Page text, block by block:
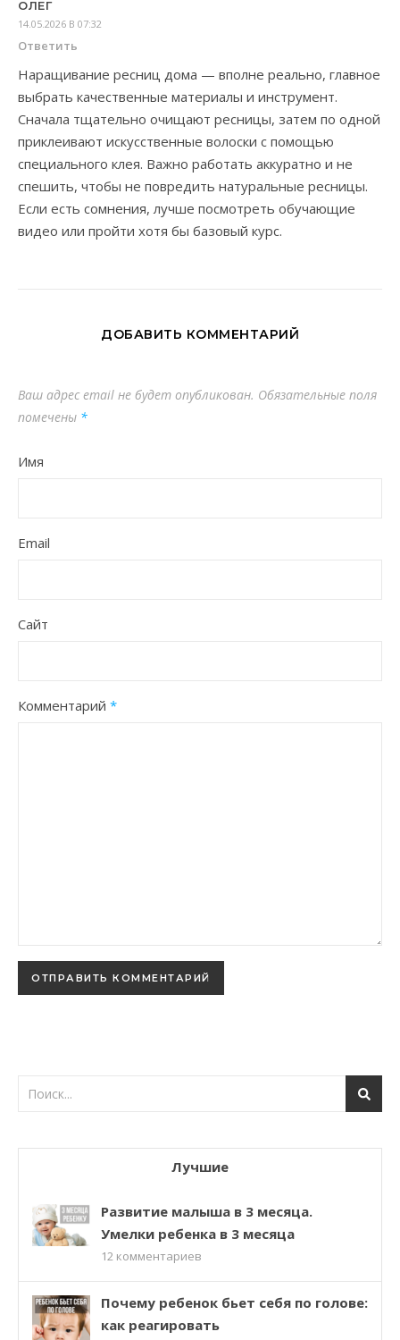
ОЛЕГ
14.05.2026 В 07:32
Ответить
Наращивание ресниц дома — вполне реально, главное
выбрать качественные материалы и инструмент.
Сначала тщательно очищают ресницы, затем по одной
приклеивают искусственные волоски с помощью
специального клея. Важно работать аккуратно и не
спешить, чтобы не повредить натуральные ресницы.
Если есть сомнения, лучше посмотреть обучающие
видео или пройти хотя бы базовый курс.
ДОБАВИТЬ КОММЕНТАРИЙ
Ваш адрес email не будет опубликован. Обязательные поля
помечены *
Имя
Email
Сайт
Комментарий *
Лучшие
Развитие малыша в 3 месяца.
Умелки ребенка в 3 месяца
12 комментариев
Почему ребенок бьет себя по голове:
как реагировать